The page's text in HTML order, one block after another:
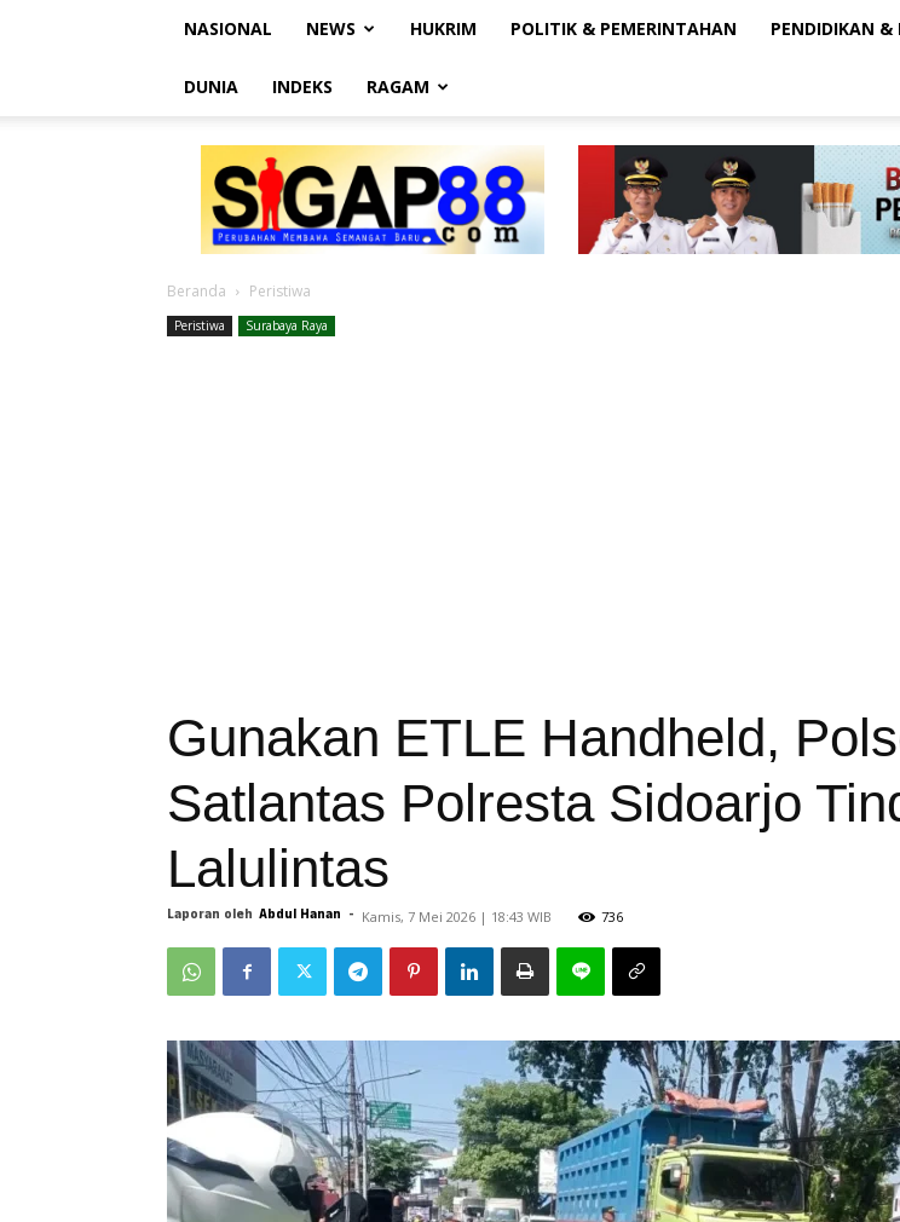
NASIONAL NEWS HUKRIM POLITIK & PEMERINTAHAN PENDIDIKAN &
DUNIA INDEKS RAGAM
SIGAP88
Beranda Peristiwa
Peristiwa Surabaya Raya
Gunakan ETLE Handheld,
Satlantas Polresta Sidoarjo
Lalulintas
Laporan oleh Abdul Hanan - Kamis, 7 Mei 2026 | 18:43 WIB 736